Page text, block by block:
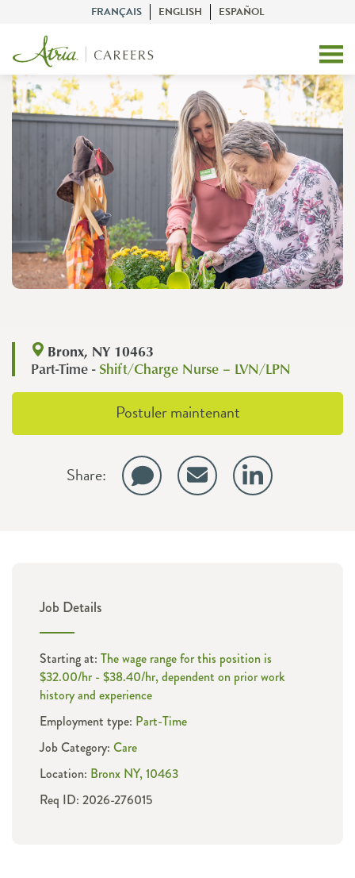
FRANÇAIS ENGLISH ESPAÑOL
Bronx, NY 10463
Part-Time - Shift/Charge Nurse – LVN/LPN
Postuler maintenant
Share:
Job Details
Starting at: The wage range for this position is
$32.00/hr - $38.40/hr, dependent on prior work
history and experience
Employment type: Part-Time
Job Category: Care
Location: Bronx NY, 10463
Req ID: 2026-276015